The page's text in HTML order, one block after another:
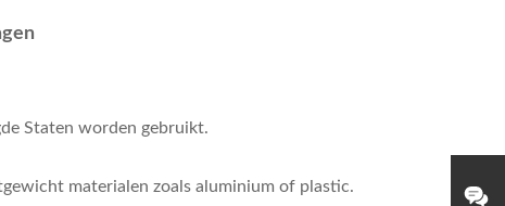
Staten worden gebruikt.
materialen zoals aluminium of plastic.